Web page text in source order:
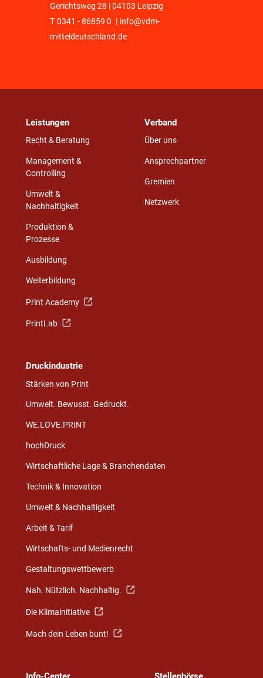
Gerichtsweg 28 | 04103 Leipzig
T 0341 - 86859 0 | info@vdm-
mitteldeutschland.de
Leistungen
Recht & Beratung
Management &
Controlling
Umwelt &
Nachhaltigkeit
Produktion &
Prozesse
Ausbildung
Weiterbildung
Print Academy
PrintLab
Verband
Über uns
Ansprechpartner
Gremien
Netzwerk
Druckindustrie
Stärken von Print
Umwelt. Bewusst. Gedruckt.
WE.LOVE.PRINT
hochDruck
Wirtschaftliche Lage & Branchendaten
Technik & Innovation
Umwelt & Nachhaltigkeit
Arbeit & Tarif
Wirtschafts- und Medienrecht
Gestaltungswettbewerb
Nah. Nützlich. Nachhaltig.
Die Klimainitiative
Mach dein Leben bunt!